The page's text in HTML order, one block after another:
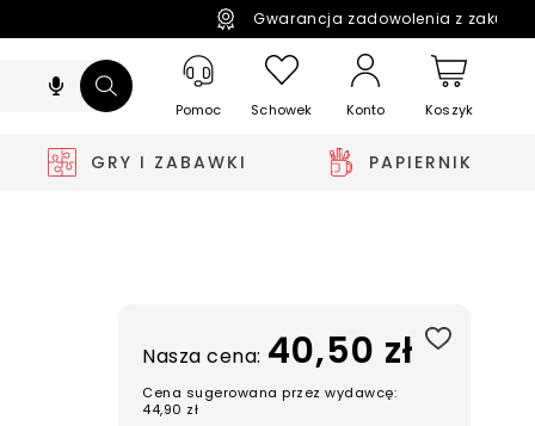
Gwarancja zadowolenia z
Pomoc Schowek Konto Koszyk
GRY I ZABAWKI PAPIERNIK
Nasza cena: 40,50 zł
Cena sugerowana przez wydawcę:
44,90 zł